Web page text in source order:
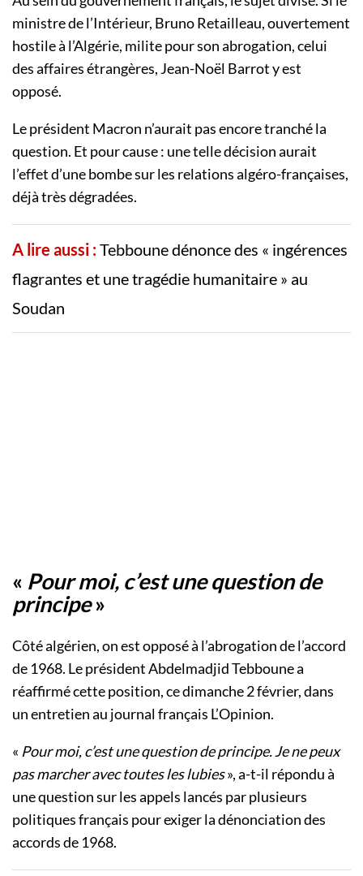
ministre de l’Intérieur, Bruno Retailleau, ouvertement
hostile à l’Algérie, milite pour son abrogation, celui
des affaires étrangères, Jean-Noël Barrot y est
opposé.
Le président Macron n’aurait pas encore tranché la
question. Et pour cause : une telle décision aurait
l’effet d’une bombe sur les relations algéro-françaises,
déjà très dégradées.
A lire aussi :Tebboune dénonce des « ingérences
flagrantes et une tragédie humanitaire » au
Soudan
« Pour moi, c’est une question de
principe»
Côté algérien, on est opposé à l’abrogation de l’accord
de 1968. Le président Abdelmadjid Tebboune a
réaffirmé cette position, ce dimanche 2 février, dans
un entretien au journal français L’Opinion.
« Pour moi, c’est une question de principe. Je ne peux
pas marcher avec toutes les lubies», a-t-il répondu à
une question sur les appels lancés par plusieurs
politiques français pour exiger la dénonciation des
accords de 1968.